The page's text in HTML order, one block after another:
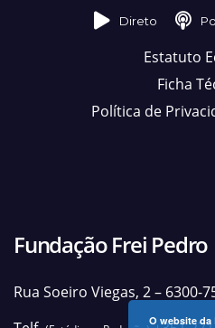
Direto
Estatuto
Ficha
Política de
Fundação Frei Pedro
Rua Soeiro Viegas, 2 – 6300-
O website